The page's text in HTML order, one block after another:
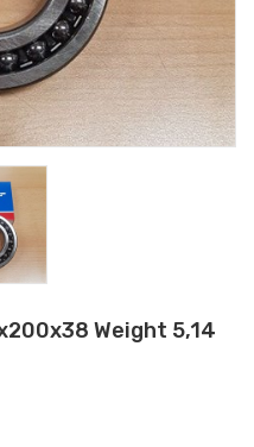
Weight 5,14